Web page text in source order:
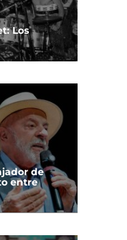
Los
de
entre